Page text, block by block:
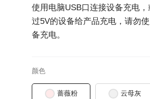
使用电脑USB口连接设备充电，
过5V的设备给产品充电，请勿
备充电。
颜色
蔷薇粉 云母灰